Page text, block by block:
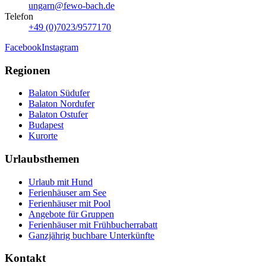
ungarn@fewo-bach.de
Telefon
+49 (0)7023/9577170
FacebookInstagram
Regionen
Balaton Südufer
Balaton Nordufer
Balaton Ostufer
Budapest
Kurorte
Urlaubsthemen
Urlaub mit Hund
Ferienhäuser am See
Ferienhäuser mit Pool
Angebote für Gruppen
Ferienhäuser mit Frühbucherrabatt
Ganzjährig buchbare Unterkünfte
Kontakt